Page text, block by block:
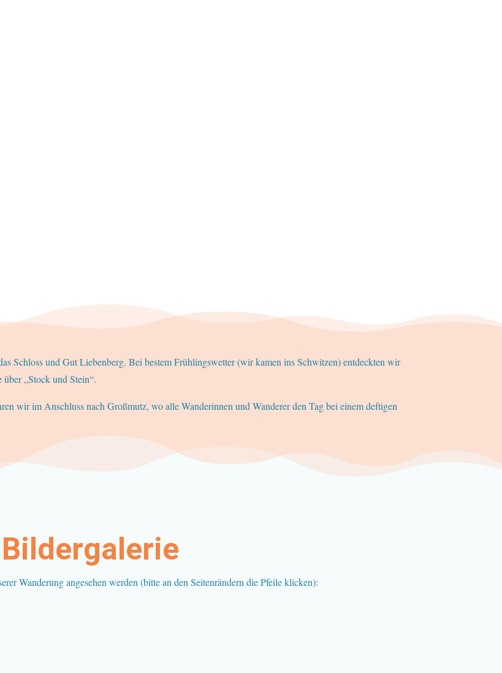
Schloss und Gut Liebenberg. Bei bestem Frühlingswetter (wir kamen ins Schwitzen) entdeckten wir
„Stock und Stein“.
wir im Anschluss nach Großmutz, wo alle Wanderinnen und Wanderer den Tag bei einem deftigen
Bildergalerie
Wanderung angesehen werden (bitte an den Seitenrändern die Pfeile klicken):